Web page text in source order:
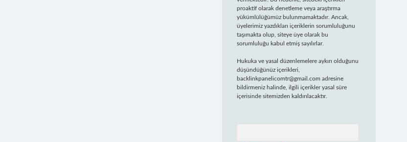
proaktif olarak denetleme veya araştırma
yükümlülüğümüz bulunmamaktadır. Ancak,
üyelerimiz yazdıkları içeriklerin sorumluluğunu
taşımakta olup, siteye üye olarak bu
sorumluluğu kabul etmiş sayılırlar.
Hukuka ve yasal düzenlemelere aykırı olduğunu
düşündüğünüz içerikleri,
backlinkpanelicomtr@gmail.com adresine
bildirmeniz halinde, ilgili içerikler yasal süre
içerisinde sitemizden kaldırılacaktır.